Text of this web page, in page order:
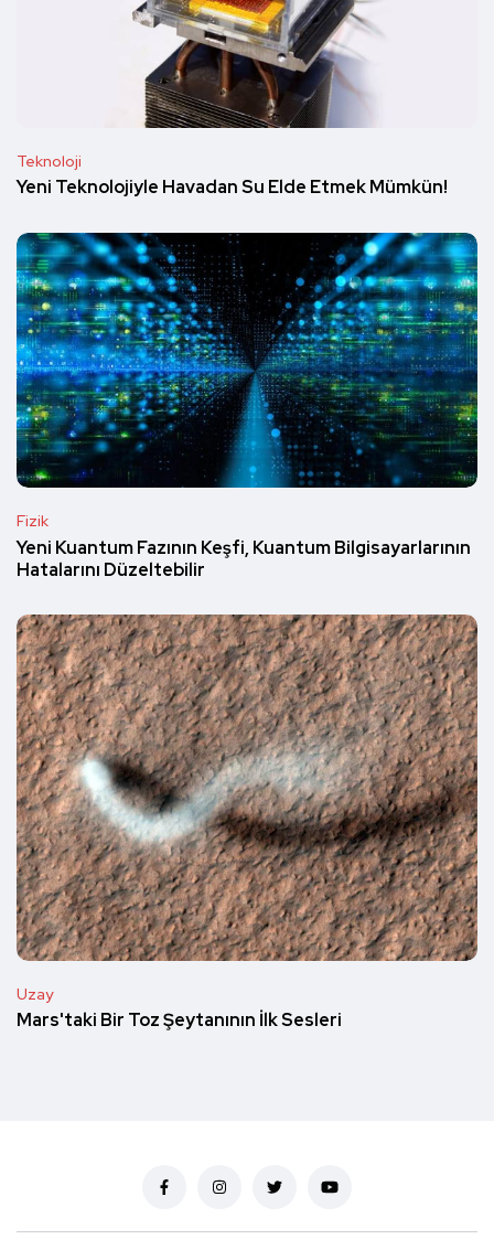
Teknoloji
Yeni Teknolojiyle Havadan Su Elde Etmek Mümkün!
Fizik
Yeni Kuantum Fazının Keşfi, Kuantum Bilgisayarlarının
Hatalarını Düzeltebilir
Uzay
Mars'taki Bir Toz Şeytanının İlk Sesleri